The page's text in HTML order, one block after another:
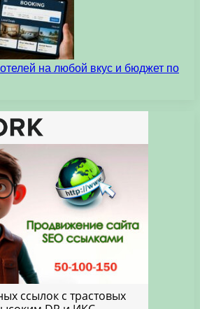
на любой вкус и бюджет по